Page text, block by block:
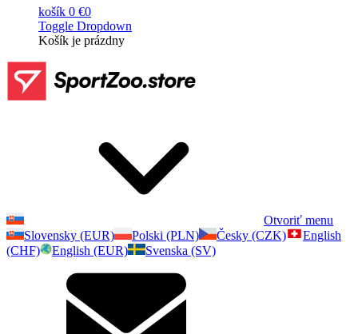
košík 0 €0
Toggle Dropdown
Košík je prázdny
Otvoriť menu
Slovensky (EUR)
Polski (PLN) Česky (CZK)
English
(CHF)
English (EUR) Svenska (SV)